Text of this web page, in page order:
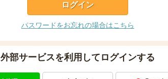
パスワードをお忘れの場合はこちら
外部サービスを利用してログインする